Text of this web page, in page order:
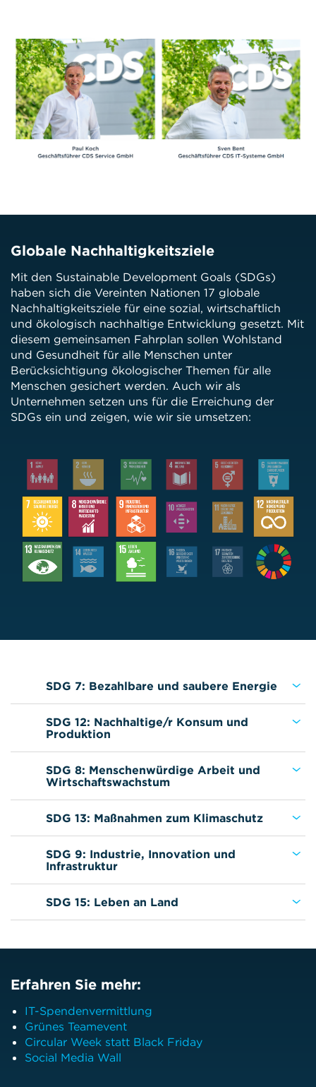
Globale Nachhaltigkeitsziele
Mit den Sustainable Development Goals (SDGs)
haben sich die Vereinten Nationen 17 globale
Nachhaltigkeitsziele für eine sozial, wirtschaftlich
und ökologisch nachhaltige Entwicklung gesetzt. Mit
diesem gemeinsamen Fahrplan sollen Wohlstand
und Gesundheit für alle Menschen unter
Berücksichtigung ökologischer Themen für alle
Menschen gesichert werden. Auch wir als
Unternehmen setzen uns für die Erreichung der
SDGs ein und zeigen, wie wir sie umsetzen:
SDG 7: Bezahlbare und saubere Energie
SDG 12: Nachhaltige/r Konsum und
Produktion
SDG 8: Menschenwürdige Arbeit und
Wirtschaftswachstum
SDG 13: Maßnahmen zum Klimaschutz
SDG 9: Industrie, Innovation und
Infrastruktur
SDG 15: Leben an Land
Erfahren Sie mehr:
IT-Spendenvermittlung
Grünes Teamevent
Circular Week statt Black Friday
Social Media Wall